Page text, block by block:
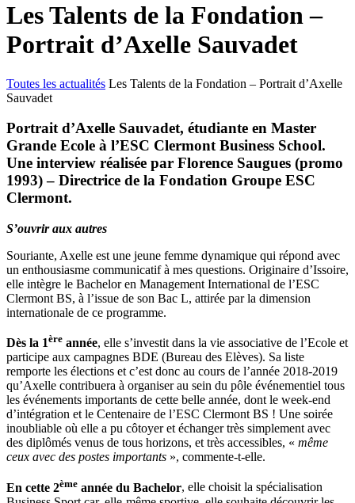
Les Talents de la Fondation –
Portrait d’Axelle Sauvadet
Toutes les actualités Les Talents de la Fondation – Portrait d’Axelle
Sauvadet
Portrait d’Axelle Sauvadet, étudiante en Master
Grande Ecole à l’ESC Clermont Business School.
Une interview réalisée par Florence Saugues (promo
1993) – Directrice de la Fondation Groupe ESC
Clermont.
S’ouvrir aux autres
Souriante, Axelle est une jeune femme dynamique qui répond avec
un enthousiasme communicatif à mes questions. Originaire d’Issoire,
elle intègre le Bachelor en Management International de l’ESC
Clermont BS, à l’issue de son Bac L, attirée par la dimension
internationale de ce programme.
Dès la 1ère année, elle s’investit dans la vie associative de l’Ecole et
participe aux campagnes BDE (Bureau des Elèves). Sa liste
remporte les élections et c’est donc au cours de l’année 2018-2019
qu’Axelle contribuera à organiser au sein du pôle événementiel tous
les événements importants de cette belle année, dont le week-end
d’intégration et le Centenaire de l’ESC Clermont BS ! Une soirée
inoubliable où elle a pu côtoyer et échanger très simplement avec
des diplômés venus de tous horizons, et très accessibles, « même
ceux avec des postes importants », commente-t-elle.
En cette 2ème année du Bachelor, elle choisit la spécialisation